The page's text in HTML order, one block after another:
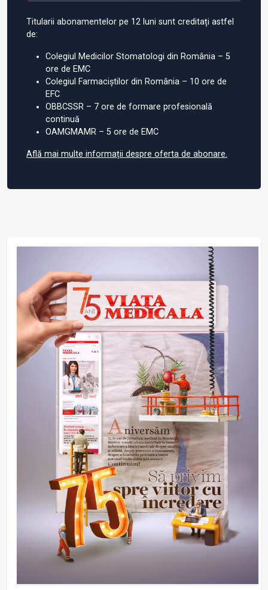
Titularii abonamentelor pe 12 luni sunt creditați astfel
de:
Colegiul Medicilor Stomatologi din România – 5
ore de EMC
Colegiul Farmaciștilor din România – 10 ore de
EFC
OBBCSSR – 7 ore de formare profesională
continuă
OAMGMAMR – 5 ore de EMC
Află mai multe informații despre oferta de abonare.